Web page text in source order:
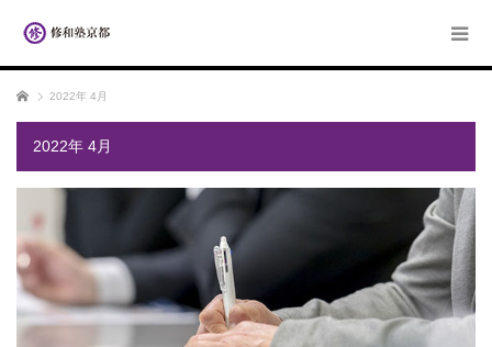
ホーム 2022年 4月
2022年 4月